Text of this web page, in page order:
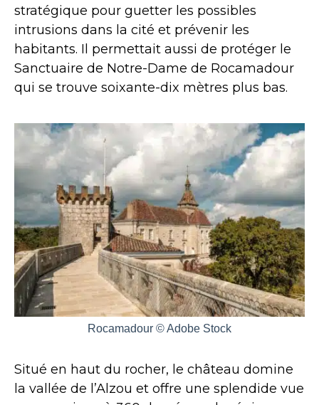
stratégique pour guetter les possibles
intrusions dans la cité et prévenir les
habitants. Il permettait aussi de protéger le
Sanctuaire de Notre-Dame de Rocamadour
qui se trouve soixante-dix mètres plus bas.
Rocamadour © Adobe Stock
Situé en haut du rocher, le château domine
la vallée de l’Alzou et offre une splendide vue